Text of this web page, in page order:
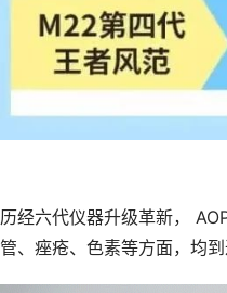
历经六代仪器升级革新，
管、痤疮、色素等方面，均到